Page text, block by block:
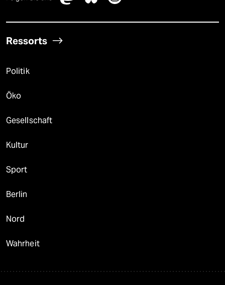
Ressorts
Politik
Öko
Gesellschaft
Kultur
Sport
Berlin
Nord
Wahrheit